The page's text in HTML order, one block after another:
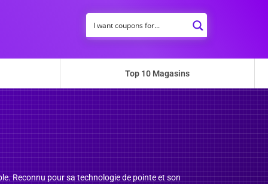
Top 10 Magasins
Reconnu pour sa technologie de pointe et son